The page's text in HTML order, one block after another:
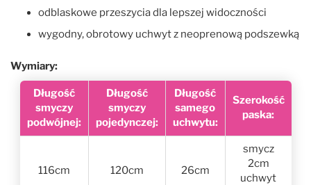
odblaskowe przeszycia dla lepszej widoczności
wygodny, obrotowy uchwyt z neoprenową podszewką
Wymiary:
Długość
smyczy
podwójnej:
Długość
smyczy
pojedynczej:
Długość
samego
uchwytu:
Szerokość
paska:
116cm 120cm 26cm
smycz
2cm
uchwyt